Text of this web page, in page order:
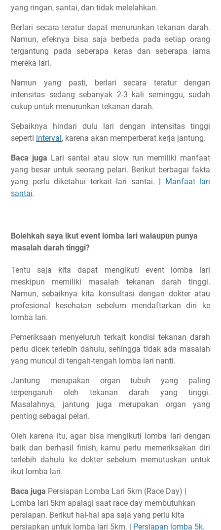
yang ringan, santai, dan tidak melelahkan.
Berlari secara teratur dapat menurunkan tekanan darah.
Namun, efeknya bisa saja berbeda pada setiap orang
tergantung pada seberapa keras dan seberapa lama
mereka lari.
Namun yang pasti, berlari secara teratur dengan
intensitas sedang sebanyak 2-3 kali seminggu, sudah
cukup untuk menurunkan tekanan darah.
Sebaiknya hindari dulu lari dengan intensitas tinggi
seperti interval , karena akan memperberat kerja jantung.
Baca juga Lari santai atau slow run memiliki manfaat
yang besar untuk seorang pelari. Berikut berbagai fakta
yang perlu diketahui terkait lari santai. |
Manfaat lari
santai.
Bolehkah saya ikut event lomba lari walaupun punya
masalah darah tinggi?
Tentu saja kita dapat mengikuti event lomba lari
meskipun memiliki masalah tekanan darah tinggi.
Namun, sebaiknya kita konsultasi dengan dokter atau
profesional kesehatan sebelum mendaftarkan diri ke
lomba lari.
Pemeriksaan menyeluruh terkait kondisi tekanan darah
perlu dicek terlebih dahulu, sehingga tidak ada masalah
yang muncul di tengah-tengah lomba lari nanti.
Jantung merupakan organ tubuh yang paling
terpengaruh oleh tekanan darah yang tinggi.
Masalahnya, jantung juga merupakan organ yang
penting sebagai pelari.
Oleh karena itu, agar bisa mengikuti lomba lari dengan
baik dan berhasil finish, kamu perlu memeriksakan diri
terlebih dahulu ke dokter sebelum memutuskan untuk
ikut lomba lari.
Baca juga Persiapan Lomba Lari 5km (Race Day) |
Lomba lari 5km apalagi saat race day membutuhkan
persiapan. Berikut hal-hal apa saja yang perlu kita
persiapkan untuk lomba lari 5km. | Persiapan lomba 5k.